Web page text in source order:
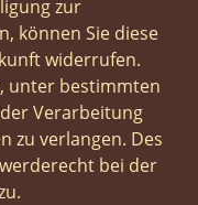
zur
können Sie diese
widerrufen.
unter bestimmten
Verarbeitung
zu verlangen. Des
bei der